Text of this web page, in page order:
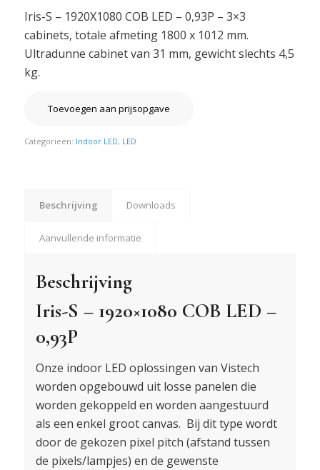
Iris-S – 1920X1080 COB LED – 0,93P – 3×3
cabinets, totale afmeting 1800 x 1012 mm.
Ultradunne cabinet van 31 mm, gewicht slechts 4,5
kg.
Toevoegen aan prijsopgave
Categorieën: Indoor LED, LED
Beschrijving Downloads
Aanvullende informatie
Beschrijving
Iris-S – 1920×1080 COB LED –
0,93P
Onze indoor LED oplossingen van Vistech
worden opgebouwd uit losse panelen die
worden gekoppeld en worden aangestuurd
als een enkel groot canvas. Bij dit type wordt
door de gekozen pixel pitch (afstand tussen
de pixels/lampjes) en de gewenste